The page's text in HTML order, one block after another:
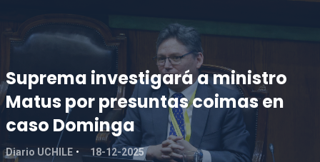
Suprema investigará a ministro
Matus por presuntas coimas en
caso Dominga
Diario UCHILE 18-12-2025